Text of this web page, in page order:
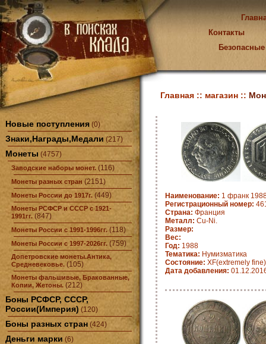
Контакты
Новые поступления (0)
Знаки,Награды,Медали (217)
Монеты (4757)
Заводские наборы монет. (116)
Монеты разных стран (2151)
Монеты России до 1917г. (449)
Монеты РСФСР и СССР с 1921-
1991гг. (847)
Монеты России с 1991-1996гг. (118)
Монеты России с 1997-2026гг. (759)
Допетровские монеты.Антика,
Средневековье. (105)
Монеты фальшивые, Бракованные,
Копии, Жетоны. (212)
Боны РСФСР, СССР,
России(Империя) (120)
Боны разных стран (424)
Деньги марки (6)
Главная :: магазин ::
Наименование: 1 франк
Регистрационный номер:
Страна: Франция
Металл: Cu-Ni.
Размер:
Вес:
Год: 1988
Тематика: Нумизматика
Состояние: XF(extremely fine)
Дата добавления: